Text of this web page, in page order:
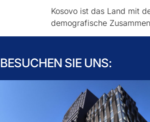
Kosovo ist das Land mit
demografische
BESUCHEN SIE UNS: